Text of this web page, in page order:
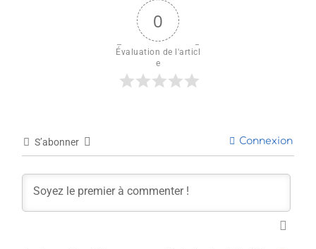
0
Évaluation de l'articl
e
S’abonner Connexion